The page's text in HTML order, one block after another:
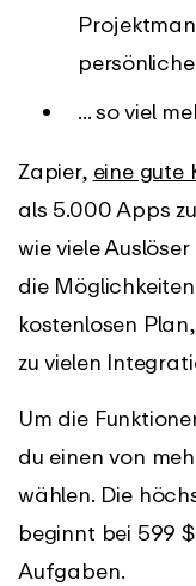
... so viel
Zapier, eine gute
als 5.000 Apps
wie viele
die
kostenlosen
zu vielen
Um die
du einen von
wählen. Die
beginnt bei 599
Aufgaben.